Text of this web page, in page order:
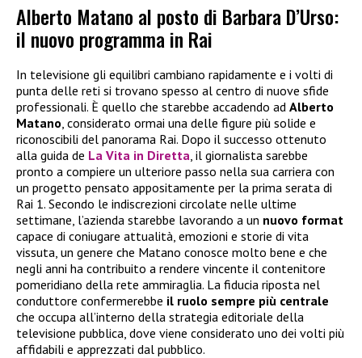
Alberto Matano al posto di Barbara D’Urso:
il nuovo programma in Rai
In televisione gli equilibri cambiano rapidamente e i volti di
punta delle reti si trovano spesso al centro di nuove sfide
professionali. È quello che starebbe accadendo ad Alberto
Matano , considerato ormai una delle figure più solide e
riconoscibili del panorama Rai. Dopo il successo ottenuto
alla guida de La Vita in Diretta , il giornalista sarebbe
pronto a compiere un ulteriore passo nella sua carriera con
un progetto pensato appositamente per la prima serata di
Rai 1. Secondo le indiscrezioni circolate nelle ultime
settimane, l’azienda starebbe lavorando a un nuovo format
capace di coniugare attualità, emozioni e storie di vita
vissuta, un genere che Matano conosce molto bene e che
negli anni ha contribuito a rendere vincente il contenitore
pomeridiano della rete ammiraglia. La fiducia riposta nel
conduttore confermerebbe il ruolo sempre più centrale
che occupa all’interno della strategia editoriale della
televisione pubblica, dove viene considerato uno dei volti più
affidabili e apprezzati dal pubblico.